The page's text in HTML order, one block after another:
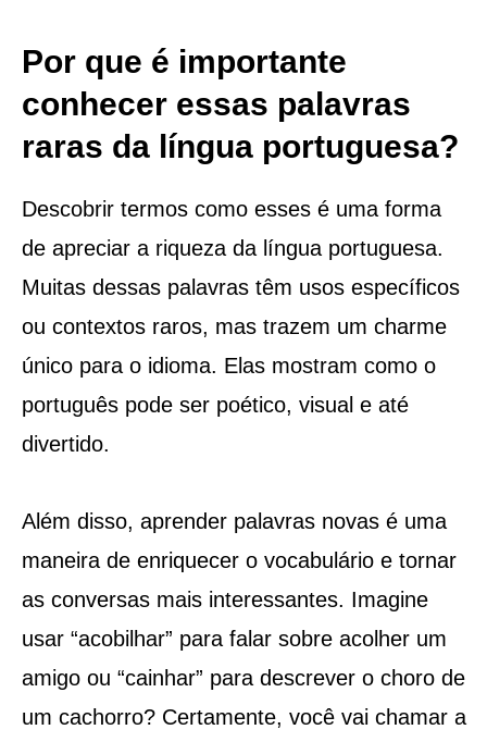
Por que é importante
conhecer essas palavras
raras da língua portuguesa?
Descobrir termos como esses é uma forma
de apreciar a riqueza da língua portuguesa.
Muitas dessas palavras têm usos específicos
ou contextos raros, mas trazem um charme
único para o idioma. Elas mostram como o
português pode ser poético, visual e até
divertido.
Além disso, aprender palavras novas é uma
maneira de enriquecer o vocabulário e tornar
as conversas mais interessantes. Imagine
usar “acobilhar” para falar sobre acolher um
amigo ou “cainhar” para descrever o choro de
um cachorro? Certamente, você vai chamar a